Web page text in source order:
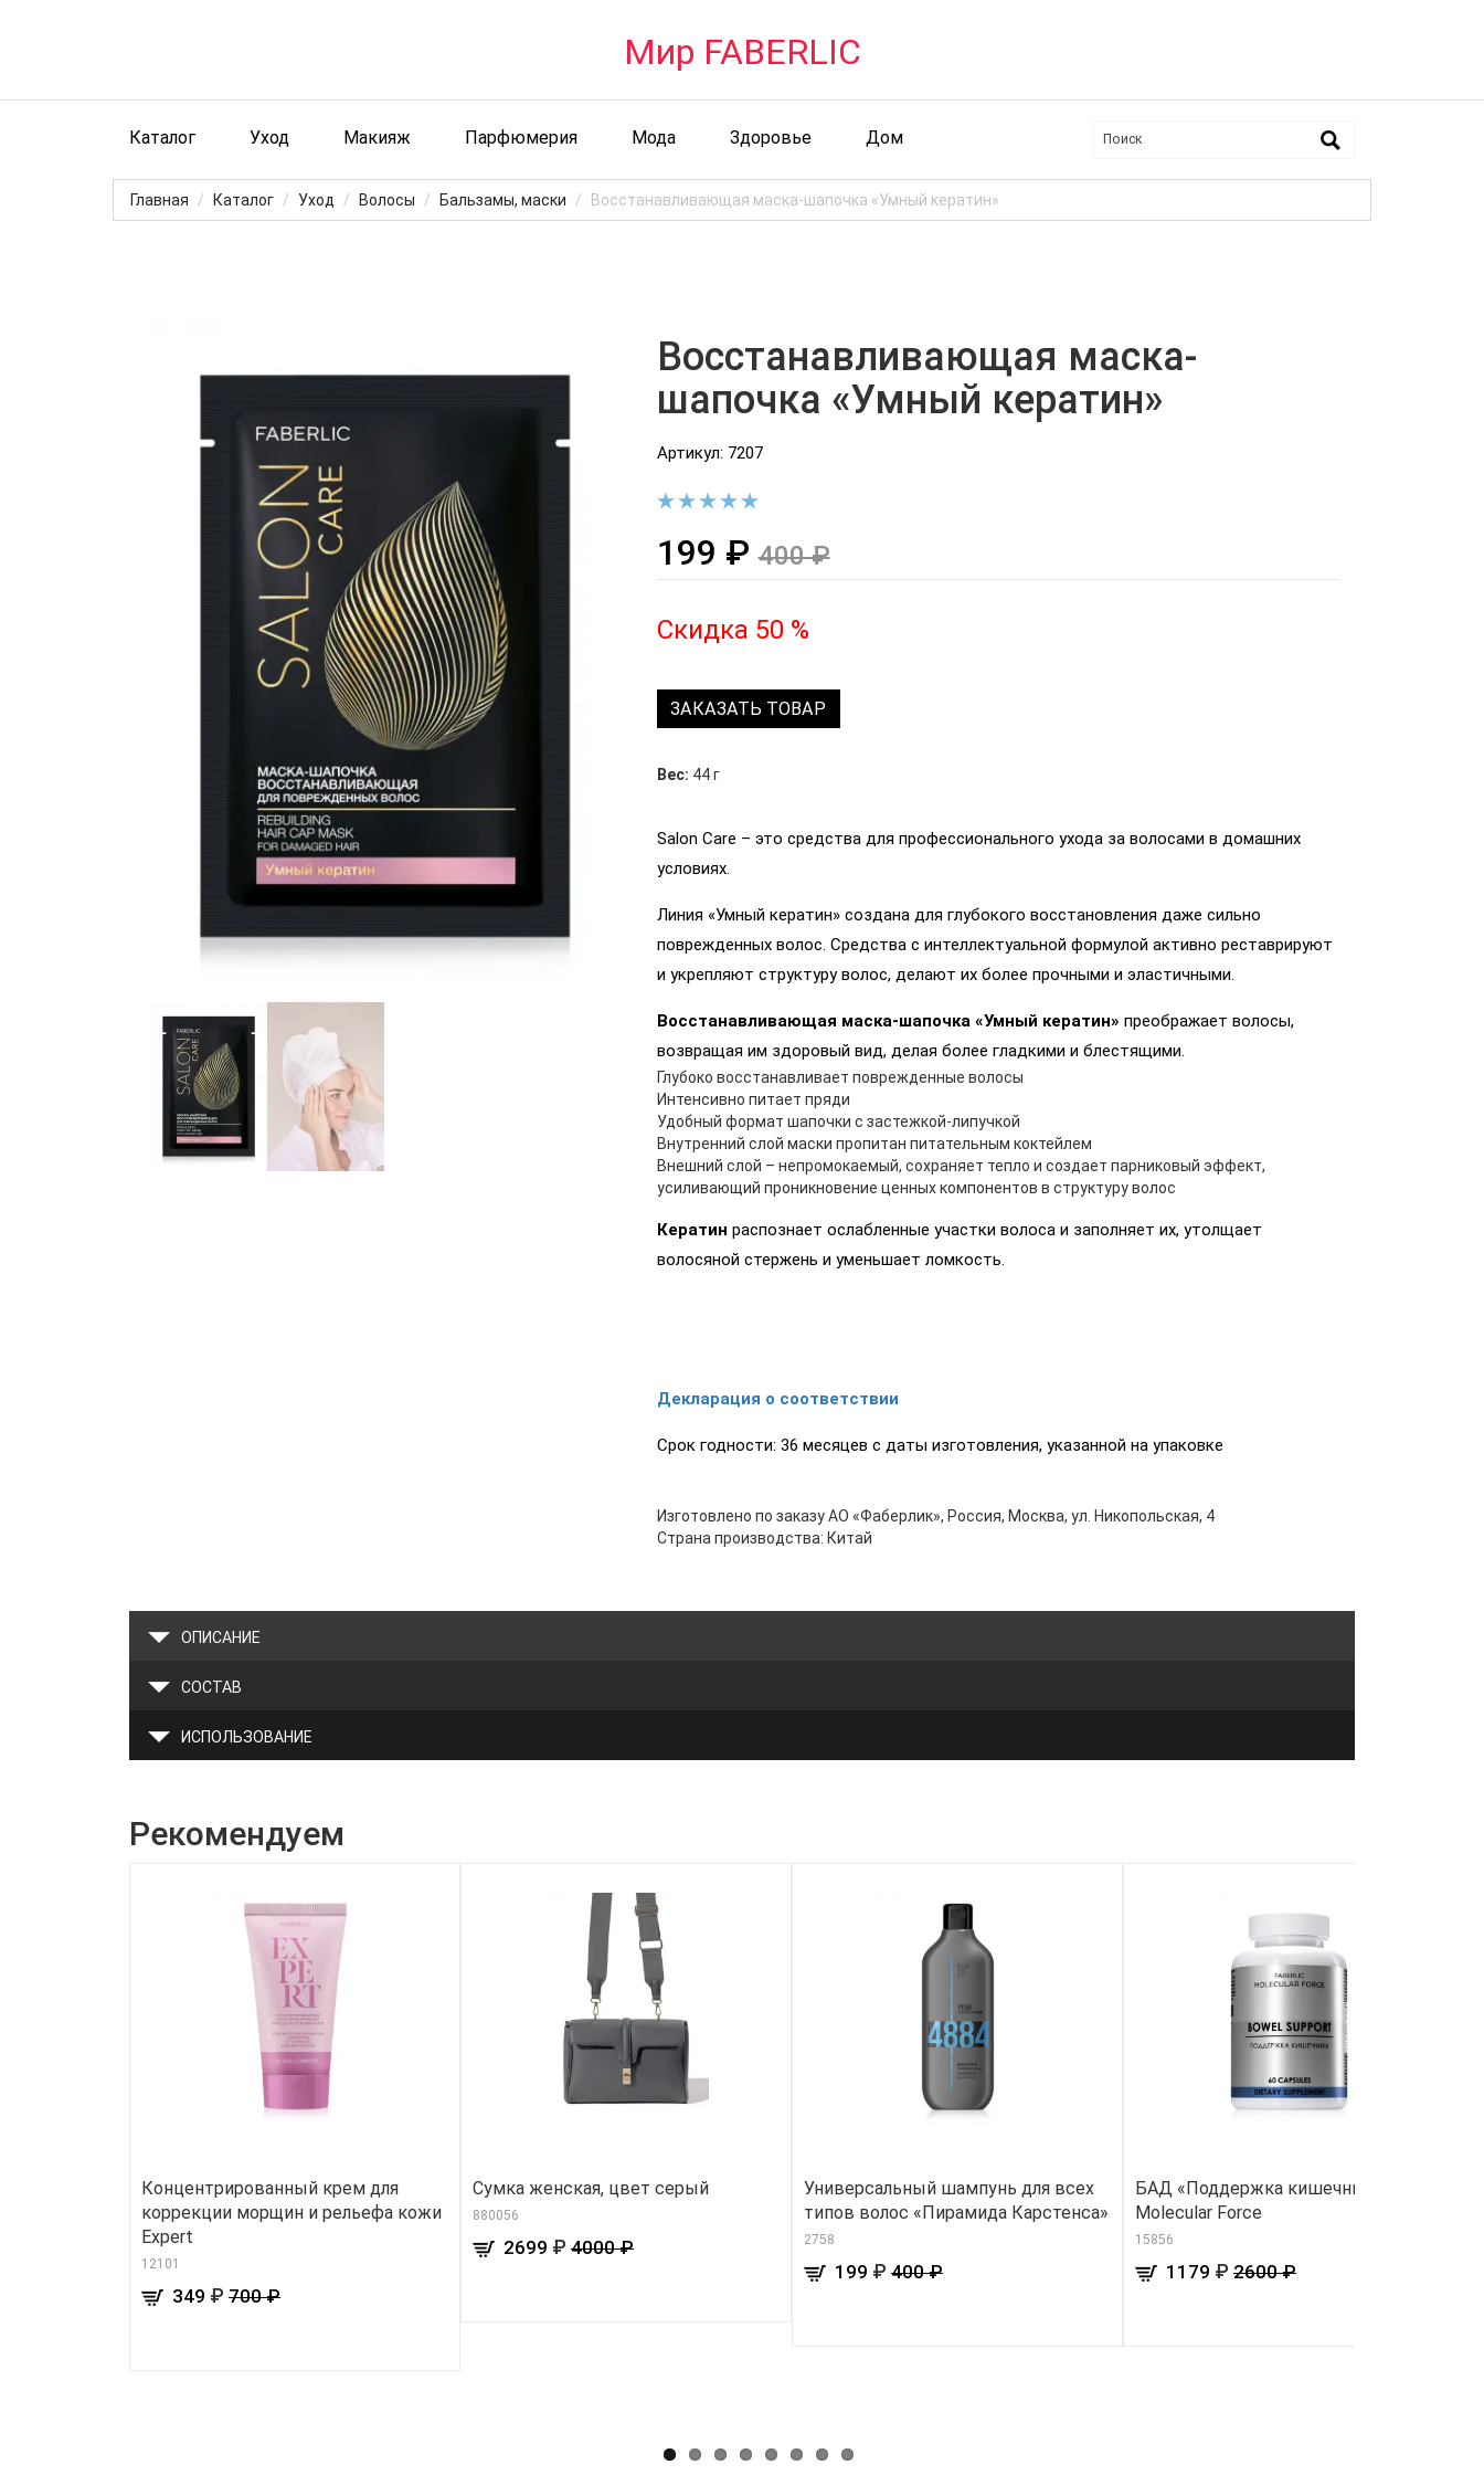
Мир FABERLIC
Каталог Уход Макияж Парфюмерия Мода Здоровье Дом
Главная Каталог Уход Волосы Бальзамы, маски Восстанавливающая маска-шапочка «Умный кератин»
Восстанавливающая маска-
шапочка «Умный кератин»
Артикул: 7207
199 ₽400 ₽
Скидка 50 %
ЗАКАЗАТЬ ТОВАР
Вес: 44 г
Salon Care – это средства для профессионального ухода за волосами в домашних
условиях.
Линия «Умный кератин» создана для глубокого восстановления даже сильно
поврежденных волос. Средства с интеллектуальной формулой активно реставрируют
и укрепляют структуру волос, делают их более прочными и эластичными.
Восстанавливающая маска-шапочка «Умный кератин» преображает волосы,
возвращая им здоровый вид, делая более гладкими и блестящими.
Глубоко восстанавливает поврежденные волосы
Интенсивно питает пряди
Удобный формат шапочки с застежкой-липучкой
Внутренний слой маски пропитан питательным коктейлем
Внешний слой – непромокаемый, сохраняет тепло и создает парниковый эффект,
усиливающий проникновение ценных компонентов в структуру волос
Кератин распознает ослабленные участки волоса и заполняет их, утолщает
волосяной стержень и уменьшает ломкость.
Декларация о соответствии
Срок годности: 36 месяцев с даты изготовления, указанной на упаковке
Изготовлено по заказу АО «Фаберлик», Россия, Москва, ул. Никопольская, 4
Страна производства: Китай
ОПИСАНИЕ
СОСТАВ
ИСПОЛЬЗОВАНИЕ
Рекомендуем
Концентрированный крем для
коррекции морщин и рельефа кожи
Expert
12101
349 ₽ 700 ₽
Сумка женская, цвет серый
880056
2699 ₽ 4000 ₽
Универсальный шампунь для всех
типов волос «Пирамида Карстенса»
2758
199 ₽ 400 ₽
БАД «Поддержка кишечника»
Molecular Force
15856
1179 ₽ 2600 ₽